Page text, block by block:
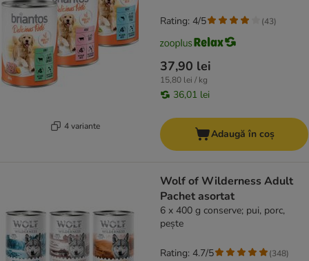
4 variante
37,90 lei
15,80 lei / kg
36,01 lei
Rating: 4/5 (43)
Adaugă în coș
Wolf of Wilderness Adult
Pachet asortat
6 x 400 g conserve; pui, porc,
pește
Rating: 4.7/5 (348)